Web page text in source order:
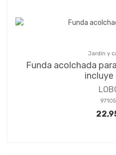
Jardín y
Funda acolchada
incluye